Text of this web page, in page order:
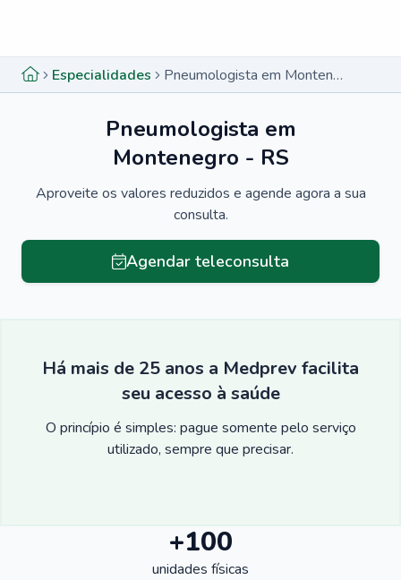
Especialidades Pneumologista em Montenegro - RS
Pneumologista em
Montenegro - RS
Aproveite os valores reduzidos e agende agora a sua
consulta.
Agendar teleconsulta
Há mais de 25 anos a Medprev facilita
seu acesso à saúde
O princípio é simples: pague somente pelo serviço
utilizado, sempre que precisar.
+100
unidades físicas